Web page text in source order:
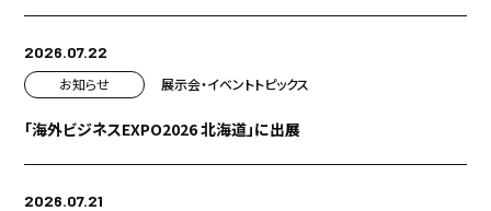
2026.07.22
お知らせ
展示会・イベントトピックス
「海外ビジネスEXPO2026 北海道」に出展
2026.07.21